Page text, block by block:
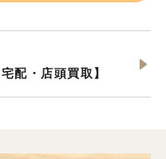
配・店頭買取】